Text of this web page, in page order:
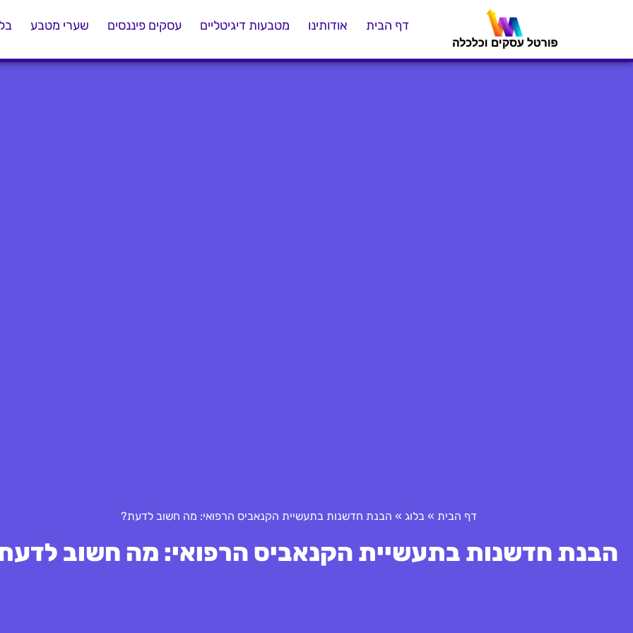
דף הבית אודותינו מטבעות דיגיטליים עסקים פיננסים שערי מטבע
דף הבית » בלוג » הבנת חדשנות בתעשיית הקנאביס הרפואי: מה חשוב לדעת?
הבנת חדשנות בתעשיית הקנאביס הרפואי: מה חשוב